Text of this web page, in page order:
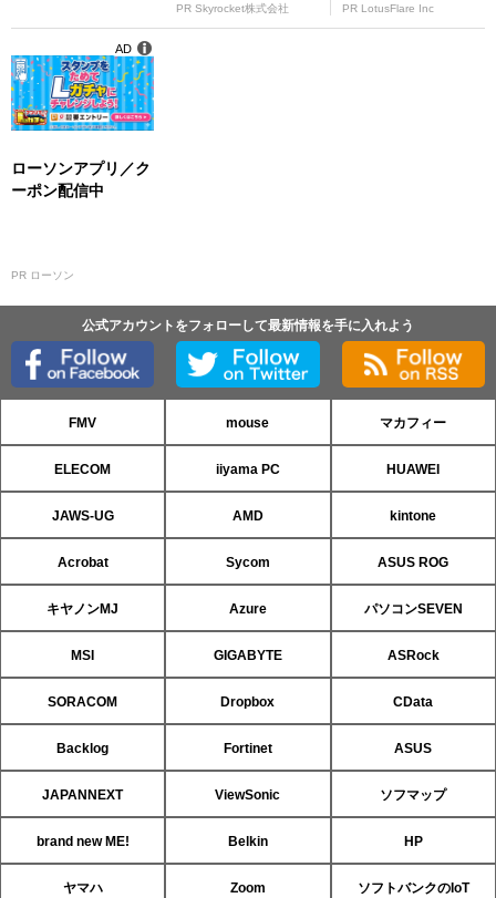
PR Skyrocket株式会社 PR LotusFlare Inc
ローソンアプリ／ク
ーポン配信中
PR ローソン
AD
公式アカウントをフォローして最新情報を手に入れよう
FMV mouse マカフィー
ELECOM iiyama PC HUAWEI
JAWS-UG AMD kintone
Acrobat Sycom ASUS ROG
キヤノンMJ Azure パソコンSEVEN
MSI GIGABYTE ASRock
SORACOM Dropbox CData
Backlog Fortinet ASUS
JAPANNEXT ViewSonic ソフマップ
brand new ME! Belkin HP
ヤマハ Zoom ソフトバンクのIoT